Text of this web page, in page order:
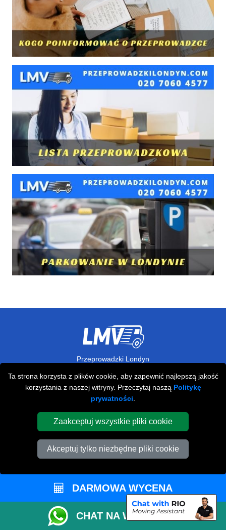
Ta strona korzysta z plików cookie, aby zapewnić najlepszą jakość
korzystania z naszej witryny. Przeczytaj naszą Politykę
prywatności
Zaakceptuj wszystkie pliki cookie
Akceptuj tylko niezbędne pliki cookie
Przeprowadzki Londyn
673 Seven Sisters Road
N15 5LA London,UK
+44 208 099 9173
Kontakt
FAQ
DARMOWA WYCENA
CHAT NA WHATSAPP